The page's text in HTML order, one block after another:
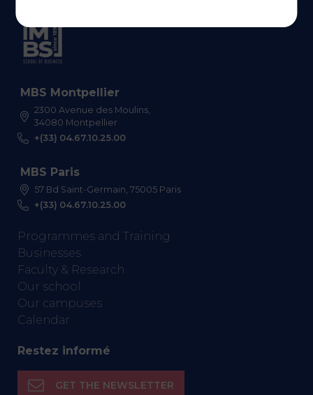
MBS Montpellier
2300 Avenue des Moulins,
34080 Montpellier
+(33) 04.67.10.25.00
MBS Paris
57 Bd Saint-Germain, 75005 Paris
+(33) 04.67.10.25.00
Programmes and Training
Businesses
Faculty & Research
Our school
Our campuses
Calendar
Restez informé
GET THE NEWSLETTER